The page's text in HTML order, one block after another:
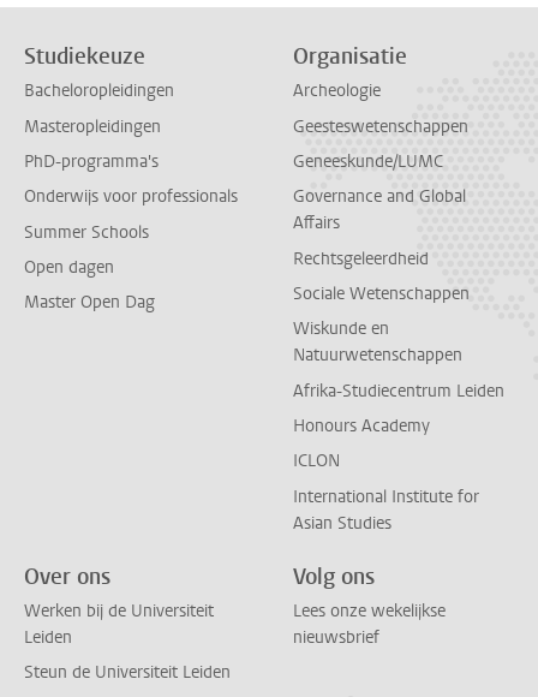
Studiekeuze
Bacheloropleidingen
Masteropleidingen
PhD-programma's
Onderwijs voor professionals
Summer Schools
Open dagen
Master Open Dag
Organisatie
Archeologie
Geesteswetenschappen
Geneeskunde/LUMC
Governance and Global
Affairs
Rechtsgeleerdheid
Sociale Wetenschappen
Wiskunde en
Natuurwetenschappen
Afrika-Studiecentrum Leiden
Honours Academy
ICLON
International Institute for
Asian Studies
Over ons
Werken bij de Universiteit
Leiden
Steun de Universiteit Leiden
Volg ons
Lees onze wekelijkse
nieuwsbrief